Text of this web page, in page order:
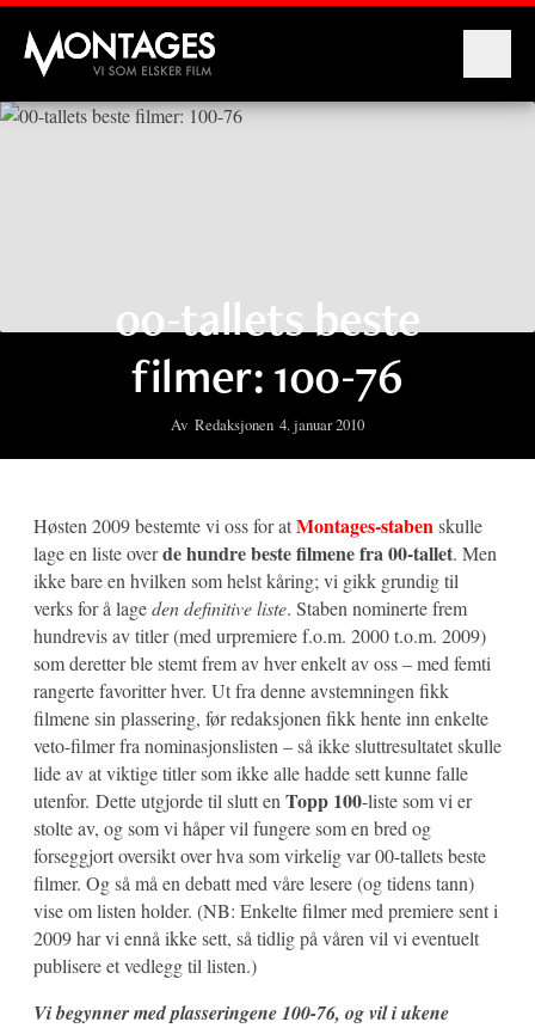
Montages
00-tallets beste
filmer: 100-76
Av Redaksjonen 4. januar 2010
Høsten 2009 bestemte vi oss for atMontages-stabenskulle
lage en liste overde hundre beste filmene fra 00-tallet. Men
ikke bare en hvilken som helst kåring; vi gikk grundig til
verks for å lageden definitive liste. Staben nominerte frem
hundrevis av titler (med urpremiere f.o.m. 2000 t.o.m. 2009)
som deretter ble stemt frem av hver enkelt av oss – med femti
rangerte favoritter hver. Ut fra denne avstemningen fikk
filmene sin plassering, før redaksjonen fikk hente inn enkelte
veto-filmer fra nominasjonslisten – så ikke sluttresultatet skulle
lide av at viktige titler som ikke alle hadde sett kunne falle
utenfor. Dette utgjorde til slutt en Topp 100-liste som vi er
stolte av, og som vi håper vil fungere som en bred og
forseggjort oversikt over hva som virkelig var 00-tallets beste
filmer. Og så må en debatt med våre lesere (og tidens tann)
vise om listen holder. (NB: Enkelte filmer med premiere sent i
2009 har vi ennå ikke sett, så tidlig på våren vil vi eventuelt
publisere et vedlegg til listen.)
Vi begynner med plasseringene 100-76, og vil i ukene